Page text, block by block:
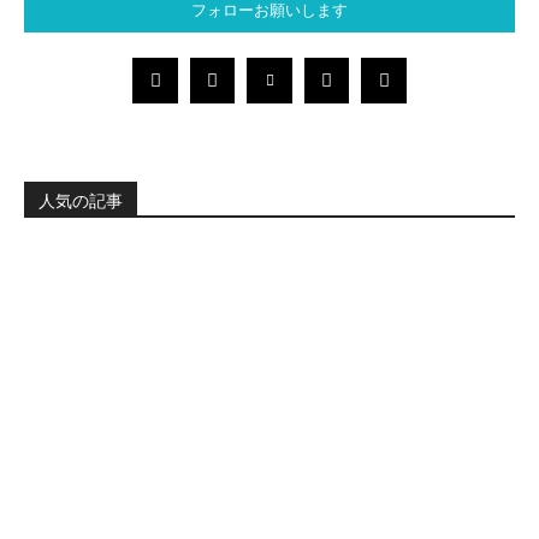
フォローお願いします
人気の記事